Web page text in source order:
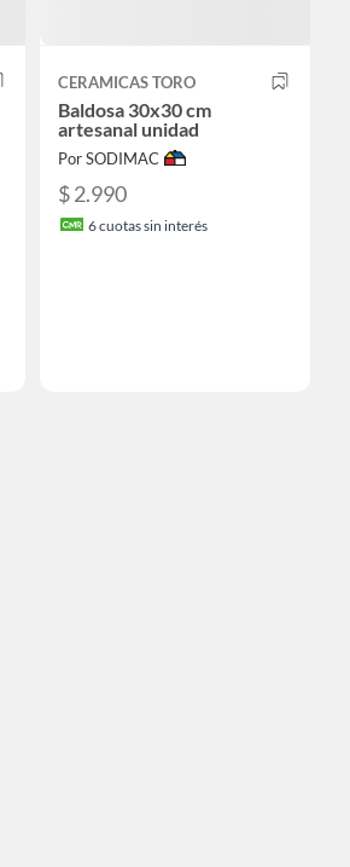
CERAMICAS TORO
Baldosa 30x30 cm
artesanal unidad
Por SODIMAC
$ 2.990
6cuotas sin interés